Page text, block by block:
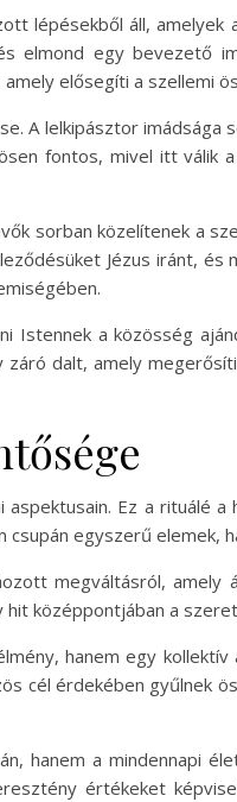
lépésekből áll,
elmond egy bevezető
elősegíti a szellemi
A lelkipásztor imádsága
fontos, mivel itt válik
sorban közelítenek a
Jézus iránt,
Istennek a közösség
dalt, amely
Ez a rituálé
egyszerű elemek,
megváltásról,
középpontjában a
hanem egy
cél érdekében gyűlnek
hanem a mindennapi
értékeket